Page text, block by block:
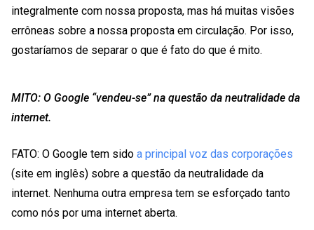
integralmente com nossa proposta, mas há muitas visões
errôneas sobre a nossa proposta em circulação. Por isso,
gostaríamos de separar o que é fato do que é mito.
MITO: O Google “vendeu-se” na questão da neutralidade da
internet.
FATO: O Google tem sido a principal voz das corporações
(site em inglês) sobre a questão da neutralidade da
internet. Nenhuma outra empresa tem se esforçado tanto
como nós por uma internet aberta.